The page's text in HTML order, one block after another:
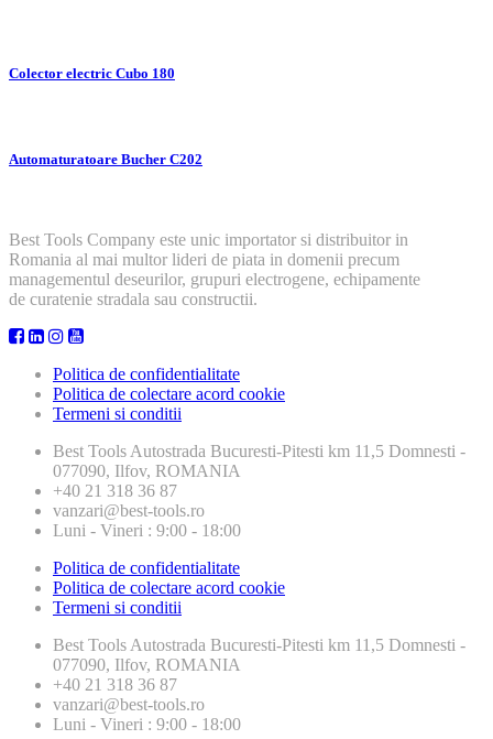
Colector electric Cubo 180
Automaturatoare Bucher C202
Best Tools Company este unic importator si distribuitor in
Romania al mai multor lideri de piata in domenii precum
managementul deseurilor, grupuri electrogene, echipamente
de curatenie stradala sau constructii.
Politica de confidentialitate
Politica de colectare acord cookie
Termeni si conditii
Best Tools Autostrada Bucuresti-Pitesti km 11,5 Domnesti -
077090, Ilfov, ROMANIA
+40 21 318 36 87
vanzari@best-tools.ro
Luni - Vineri : 9:00 - 18:00
Politica de confidentialitate
Politica de colectare acord cookie
Termeni si conditii
Best Tools Autostrada Bucuresti-Pitesti km 11,5 Domnesti -
077090, Ilfov, ROMANIA
+40 21 318 36 87
vanzari@best-tools.ro
Luni - Vineri : 9:00 - 18:00